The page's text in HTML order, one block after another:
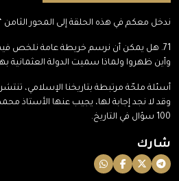
ندخل معكم في هذه الحلقة إلى المحور الثامن
71. هل يمكن أن نرسم خريطة عامة نلخص
وأين ظهروا ولماذا سميت الدولة العثمانية
أسئلة ملحّة مرتبطة بتاريخنا الإسلامي،
100 سؤال في التاريخ.
شارك